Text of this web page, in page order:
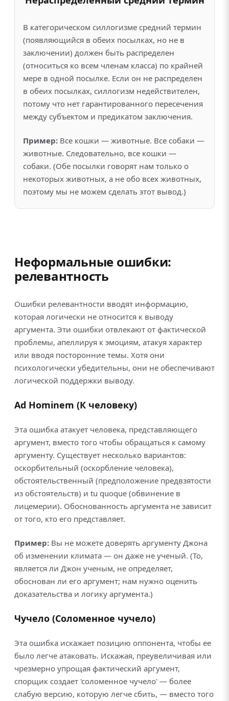
В категорическом силлогизме средний термин
(появляющийся в обеих посылках, но не в
заключении) должен быть распределен
(относиться ко всем членам класса) по крайней
мере в одной посылке. Если он не распределен
в обеих посылках, силлогизм недействителен,
потому что нет гарантированного пересечения
между субъектом и предикатом заключения.
Пример: Все кошки — животные. Все собаки —
животные. Следовательно, все кошки —
собаки. (Обе посылки говорят нам только о
некоторых животных, а не обо всех животных,
поэтому мы не можем сделать этот вывод.)
Неформальные ошибки:
релевантность
Ошибки релевантности вводят информацию,
которая логически не относится к выводу
аргумента. Эти ошибки отвлекают от фактической
проблемы, апеллируя к эмоциям, атакуя характер
или вводя посторонние темы. Хотя они
психологически убедительны, они не обеспечивают
логической поддержки выводу.
Ad Hominem (К человеку)
Эта ошибка атакует человека, представляющего
аргумент, вместо того чтобы обращаться к самому
аргументу. Существует несколько вариантов:
оскорбительный (оскорбление человека),
обстоятельственный (предположение предвзятости
из обстоятельств) и tu quoque (обвинение в
лицемерии). Обоснованность аргумента не зависит
от того, кто его представляет.
Пример: Вы не можете доверять аргументу Джона
об изменении климата — он даже не ученый. (То,
является ли Джон ученым, не определяет,
обоснован ли его аргумент; нам нужно оценить
доказательства и логику аргумента.)
Чучело (Соломенное чучело)
Эта ошибка искажает позицию оппонента, чтобы ее
было легче атаковать. Искажая, преувеличивая или
чрезмерно упрощая фактический аргумент,
спорщик создает 'соломенное чучело' — более
слабую версию, которую легче сбить, — вместо того